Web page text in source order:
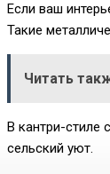
Если ваш
Такие
Читать
В кантри-стиле
сельский уют.